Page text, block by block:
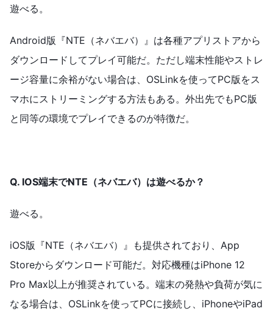
遊べる。
Android版『NTE（ネバエバ）』は各種アプリストアから
ダウンロードしてプレイ可能だ。ただし端末性能やストレ
ージ容量に余裕がない場合は、OSLinkを使ってPC版をス
マホにストリーミングする方法もある。外出先でもPC版
と同等の環境でプレイできるのが特徴だ。
Q. IOS端末でNTE（ネバエバ）は遊べるか？
遊べる。
iOS版『NTE（ネバエバ）』も提供されており、App
Storeからダウンロード可能だ。対応機種はiPhone 12
Pro Max以上が推奨されている。端末の発熱や負荷が気に
なる場合は、OSLinkを使ってPCに接続し、iPhoneやiPad